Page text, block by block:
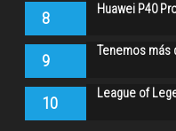
8 Huawei P40
9 Tenemos más
10 League of